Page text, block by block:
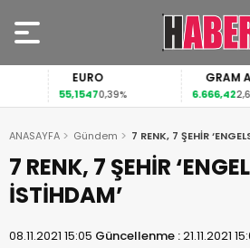
EURO
55,15470,39%
GRAM
6.666,422,68%
ANASAYFA Gündem 7 RENK, 7 ŞEHİR
7 RENK, 7 ŞEHİR
İSTİHDAM’
08.11.2021 15:05 Güncellenme :21.11.2021